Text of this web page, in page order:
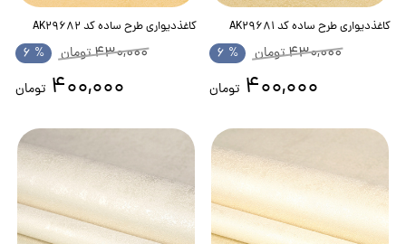
کاغذدیواری طرح ساده کد AK29681
430,000تومان % 6
400,000 تومان
کاغذدیواری طرح ساده کد AK29682
430,000تومان % 6
400,000 تومان